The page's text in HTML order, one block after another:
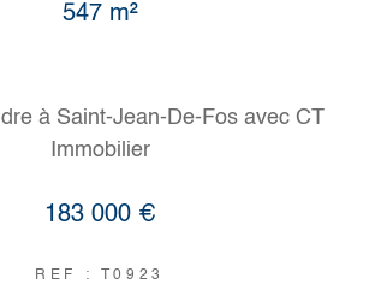
547 m²
à Saint-Jean-De-Fos avec CT
Immobilier
183 000 €
REF : T0923